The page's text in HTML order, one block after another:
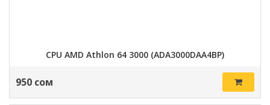
CPU AMD Athlon 64 3000 (ADA3000DAA4BP)
950 сом